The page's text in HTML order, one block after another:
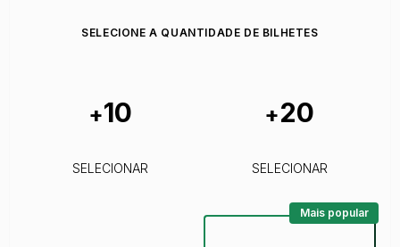
SELECIONE A QUANTIDADE DE BILHETES
+10
SELECIONAR
+20
SELECIONAR
Mais popular